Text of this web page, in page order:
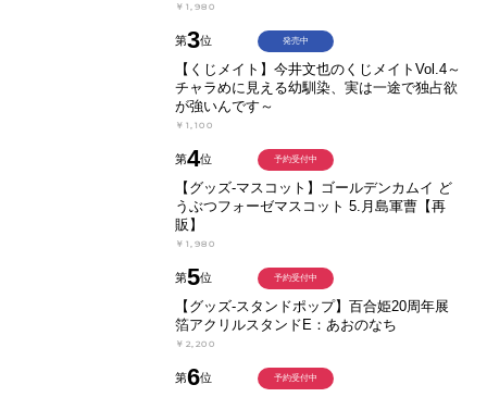
￥1,980
第3位
【くじメイト】今井文也のくじメイトVol.4～
チャラめに見える幼馴染、実は一途で独占欲
が強いんです～
￥1,100
発売中
第4位
【グッズ-マスコット】ゴールデンカムイ ど
うぶつフォーゼマスコット 5.月島軍曹【再
販】
￥1,980
予約受付中
第5位
【グッズ-スタンドポップ】百合姫20周年展
箔アクリルスタンドE：あおのなち
￥2,200
予約受付中
第6位 予約受付中